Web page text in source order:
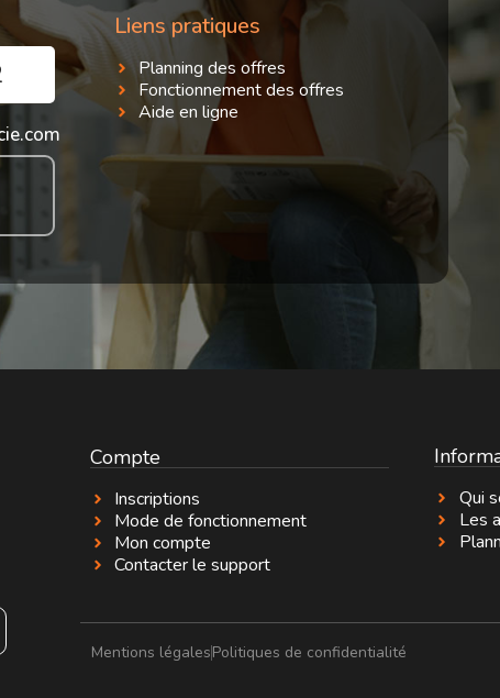
Liens pratiques
Planning des offres
Fonctionnement des offres
Aide en ligne
« Je suis adhérente depuis novembre 2011.
L’organisation de la centrale me satisfait car les
bimensuelles me permettent d’avoir un
minimum avec des conditions commerciales très
»
à Labastidette
Compte
Inscriptions
Mode de fonctionnement
Mon compte
Contacter le support
Qui
Les
Mentions légalesPolitiques de confidentialité